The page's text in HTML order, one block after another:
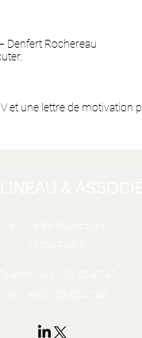
Denfert Rochereau
et une lettre de motivation